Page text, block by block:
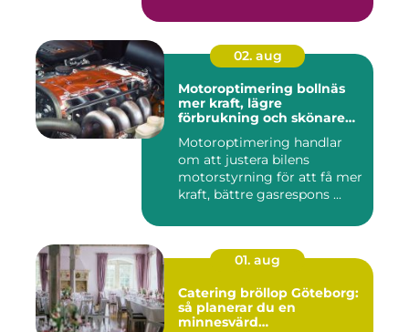
02. aug
Motoroptimering bollnäs
mer kraft, lägre
förbrukning och skönare
Motoroptimering handlar
om att justera bilens
motorstyrning för att få mer
kraft, bättre gasrespons ...
01. aug
Catering bröllop Göteborg:
så planerar du en
minnesvärd